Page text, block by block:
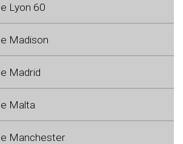
Lyon 60
Madison
Madrid
Malta
Manchester